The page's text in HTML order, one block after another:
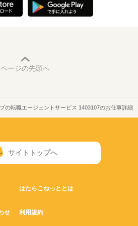
ページの先頭へ
の転職エージェントサービス 1403107のお仕事詳細
サイトトップへ
はたらこねっととは
せ 利用規約